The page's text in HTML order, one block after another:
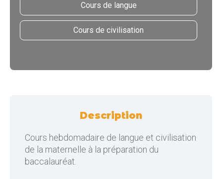
Cours de langue
Cours de civilisation
Description
Cours hebdomadaire de langue et civilisation
de la maternelle à la préparation du
baccalauréat.